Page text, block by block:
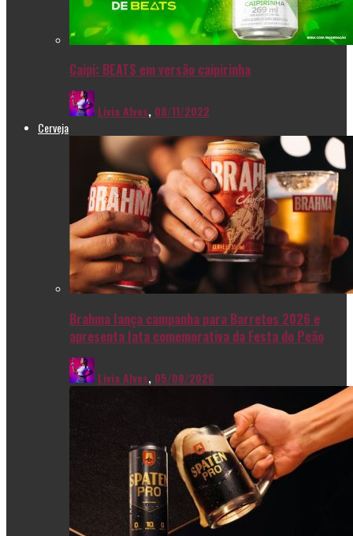
Caipi: BEATS em versão caipirinha
Livia Alves, 08/11/2022
Cerveja
Brahma lança campanha para Barretos 2026 e
apresenta lata comemorativa da Festa do Peão
Livia Alves, 05/08/2026